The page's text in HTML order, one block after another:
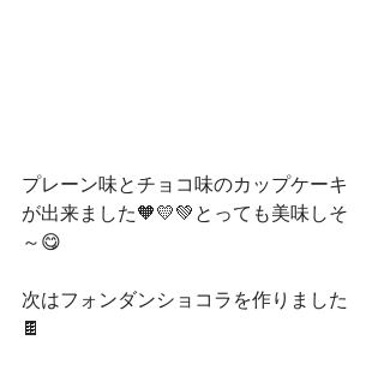
プレーン味とチョコ味のカップケーキ
が出来ました🧡💛💚とっても美味しそ
～😋
次はフォンダンショコラを作りました
🍫